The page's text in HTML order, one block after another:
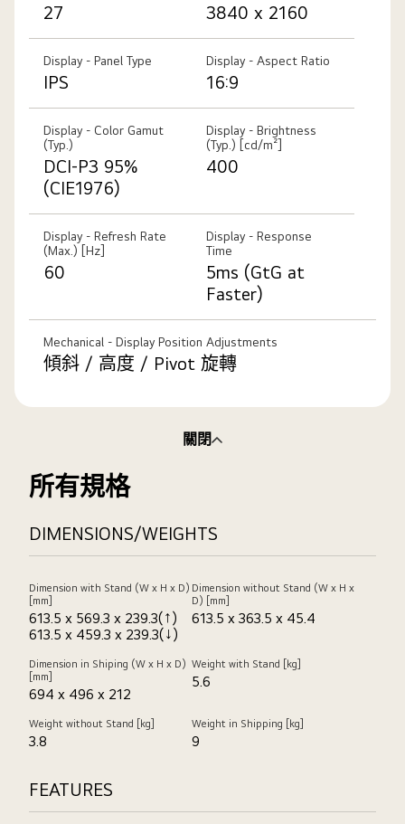
27 3840 x 2160
Display - Panel Type
IPS
Display - Aspect Ratio
16:9
Display - Color Gamut
(Typ.)
DCI-P3 95%
(CIE1976)
Display - Brightness
(Typ.) [cd/m²]
400
Display - Refresh Rate
(Max.) [Hz]
60
Display - Response
Time
5ms (GtG at
Faster)
Mechanical - Display Position Adjustments
傾斜 / 高度 / Pivot 旋轉
關閉
所有規格
DIMENSIONS/WEIGHTS
Dimension with Stand (W x H x D)
[mm]
613.5 x 569.3 x 239.3(↑)
613.5 x 459.3 x 239.3(↓)
Dimension without Stand (W x H x
D) [mm]
613.5 x 363.5 x 45.4
Dimension in Shiping (W x H x D)
[mm]
694 x 496 x 212
Weight with Stand [kg]
5.6
Weight without Stand [kg]
3.8
Weight in Shipping [kg]
9
FEATURES